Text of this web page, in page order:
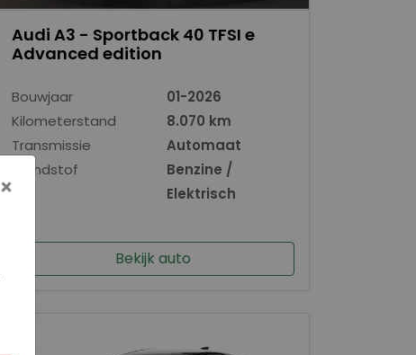
Audi A3 - Sportback 40 TFSI e
Advanced edition
Bouwjaar
01-2026
Kilometerstand
8.070 km
Transmissie
Automaat
Brandstof
Benzine /
Elektrisch
Bekijk auto
×